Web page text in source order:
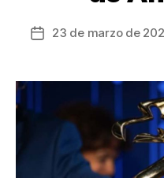
Fecha
entrada
23 de marzo de